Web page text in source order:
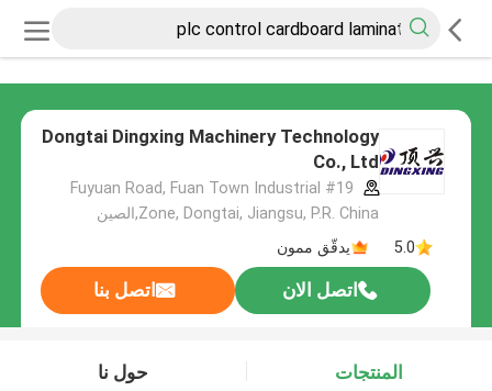
Dongtai Dingxing Machinery Technology
Co., Ltd
#19 Fuyuan Road, Fuan Town Industrial
Zone, Dongtai, Jiangsu, P.R. China,الصين
5.0
يدقّق ممون
اتصل الان اتصل بنا
المنتجات حول نا